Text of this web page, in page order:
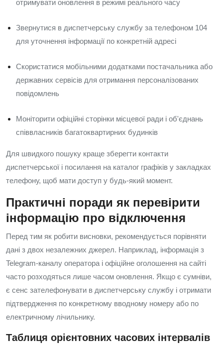
отримувати оновлення в режимі реального часу
Звернутися в диспетчерську службу за телефоном 104
для уточнення інформації по конкретній адресі
Скористатися мобільними додатками постачальника або
державних сервісів для отримання персоналізованих
повідомлень
Моніторити офіційні сторінки місцевої ради і об'єднань
співвласників багатоквартирних будинків
Для швидкого пошуку краще зберегти контакти
диспетчерської і посилання на каталог графіків у закладках
телефону, щоб мати доступ у будь-який момент.
Практичні поради як перевірити
інформацію про відключення
Перед тим як робити висновки, рекомендується порівняти
дані з двох незалежних джерел. Наприклад, інформація з
Telegram-каналу оператора і офіційне оголошення на сайті
часто розходяться лише часом оновлення. Якщо є сумніви,
є сенс зателефонувати в диспетчерську службу і отримати
підтвердження по конкретному вводному номеру або по
електричному лічильнику.
Таблиця орієнтовних часових інтервалів